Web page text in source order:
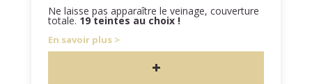
Ne laisse pas apparaître le veinage, couverture
totale. 19 teintes au choix !
En savoir plus